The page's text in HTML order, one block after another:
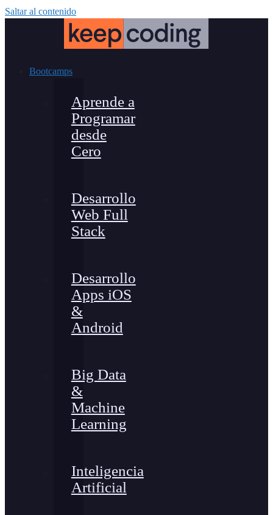
Saltar al contenido
Bootcamps
Aprende a
Programar
desde
Cero
Desarrollo
Web Full
Stack
Desarrollo
Apps iOS
&
Android
Big Data
&
Machine
Learning
Inteligencia
Artificial